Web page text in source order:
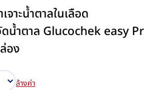
จาะน้ำตาลในเลือด
ดน้ำตาล Glucochek easy
อง
ล้างค่า